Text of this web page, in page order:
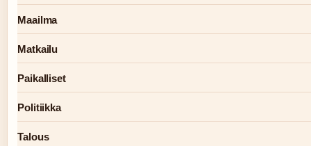
Maailma
Matkailu
Paikalliset
Politiikka
Talous